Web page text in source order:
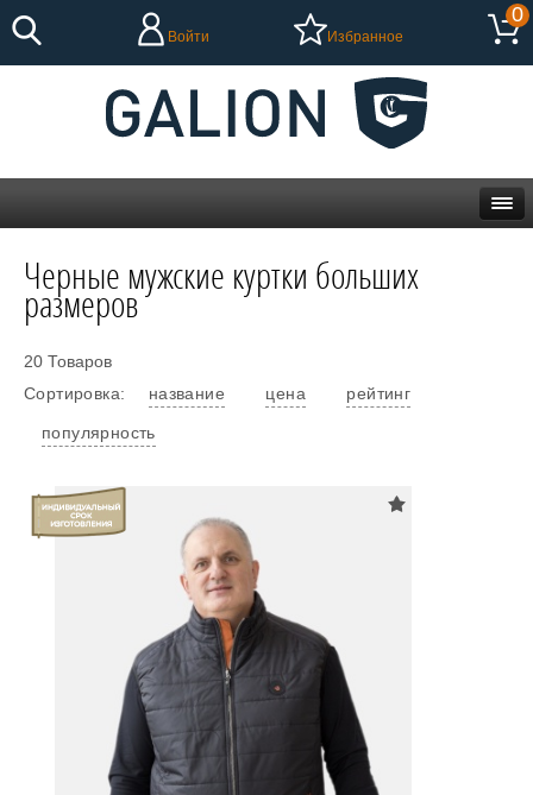
Войти Избранное
0
Черные мужские куртки больших
размеров
Сортировка: название цена рейтинг
популярность
20 Товаров